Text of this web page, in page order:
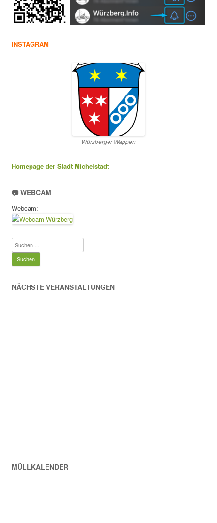
INSTAGRAM
Würzberger Wappen
Homepage der Stadt Michelstadt
📷 WEBCAM
Webcam:
Suchen
nach:
NÄCHSTE VERANSTALTUNGEN
MÜLLKALENDER